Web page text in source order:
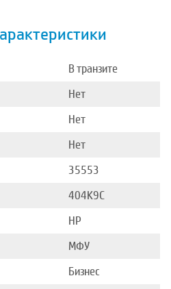
В транзите
Нет
Нет
Нет
35553
404K9C
HP
МФУ
Бизнес